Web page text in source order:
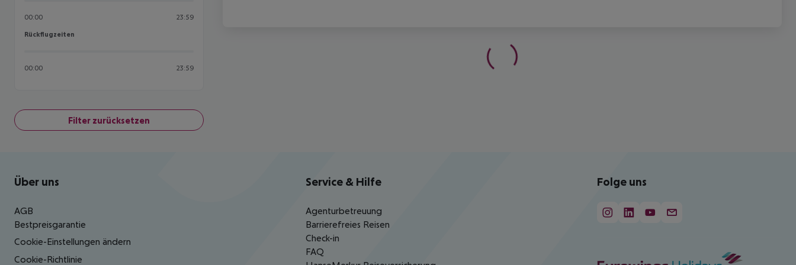
00:00 23:59
Rückflugzeiten
Rückflugzeiten
00:00 23:59
Filter zurücksetzen
Footer navigation
Über uns
AGB
Bestpreisgarantie
Cookie-Einstellungen ändern
Cookie-Richtlinie
Service & Hilfe
Agenturbetreuung
Barrierefreies Reisen
Check-in
FAQ
Folge uns